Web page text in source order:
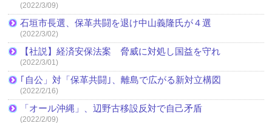
(2022/3/09)
石垣市長選、保革共闘を退け中山義隆氏が４選
(2022/3/02)
【社説】経済安保法案 脅威に対処し国益を守れ
(2022/3/01)
｢自公」対「保革共闘｣、離島で広がる新対立構図
(2022/2/16)
「オール沖縄」、辺野古移設反対で自己矛盾
(2022/2/09)